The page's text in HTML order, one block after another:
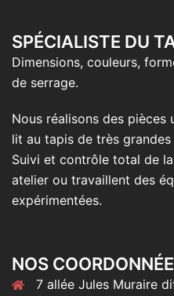
SPÉCIALISTE DU
Dimensions, couleurs,
de serrage.
Nous réalisons des pièces
lit au tapis de très grandes
Suivi et contrôle total de
atelier ou travaillent des
expérimentées.
NOS
7 allée Jules Muraire